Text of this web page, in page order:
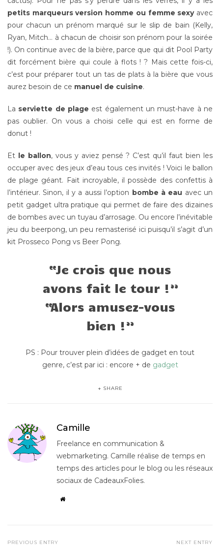
petits marqueurs version homme ou femme sexyavec
pour chacun un prénom marqué sur le slip de bain (Kelly,
Ryan, Mitch… à chacun de choisir son prénom pour la soirée
!). On continue avec de la bière, parce que qui dit Pool Party
dit forcément bière qui coule à flots ! ? Mais cette fois-ci,
c’est pour préparer tout un tas de plats à la bière que vous
aurez besoin de ce manuel de cuisine.
La serviette de plage est également un must-have à ne
pas oublier. On vous a choisi celle qui est en forme de
donut !
Et le ballon, vous y aviez pensé ? C’est qu’il faut bien les
occuper avec des jeux d’eau tous ces invités ! Voici le ballon
de plage géant. Fait incroyable, il possède des confettis à
l’intérieur. Sinon, il y a aussi l’option bombe à eau avec un
petit gadget ultra pratique qui permet de faire des dizaines
de bombes avec un tuyau d’arrosage. Ou encore l’inévitable
jeu du beerpong, un peu remasterisé ici puisqu’il s’agit d’un
kit Prosseco Pong vs Beer Pong.
Je crois que nous
avons fait le tour !
Alors amusez-vous
bien !
PS : Pour trouver plein d’idées de gadget en tout
genre, c’est par ici : encore + de gadget
SHARE
Camille
Freelance en communication &
webmarketing. Camille réalise de temps en
temps des articles pour le blog ou les réseaux
sociaux de CadeauxFolies.
PREVIOUS ENTRY NEXT ENTRY